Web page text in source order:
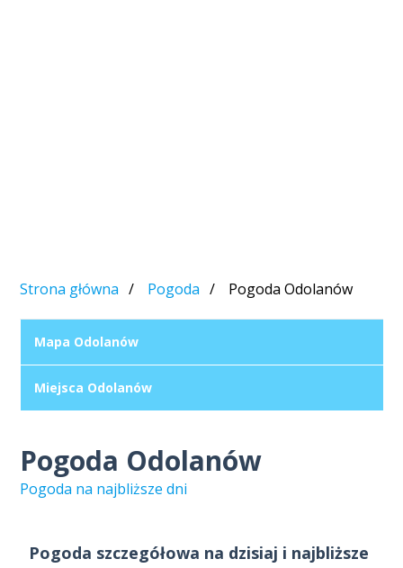
Strona główna Pogoda Pogoda Odolanów
Mapa Odolanów
Miejsca Odolanów
Pogoda Odolanów
Pogoda na najbliższe dni
Pogoda szczegółowa na dzisiaj i najbliższe